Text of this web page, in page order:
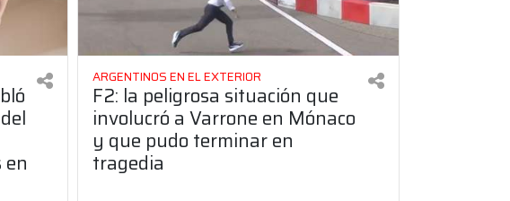
ARGENTINOS EN EL EXTERIOR
F2: la peligrosa situación que
involucró a Varrone en Mónaco
y que pudo terminar en
tragedia